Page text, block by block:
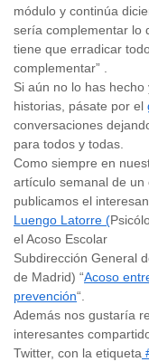
módulo y continúa
sería complementar lo
tiene que erradicar
complementar” .
Si aún no lo has
historias, pásate por el
conversaciones
para todos y todas.
Como siempre en
artículo semanal de
publicamos el
Luengo Latorre (
el Acoso Escolar
Subdirección General
de Madrid) “Acoso
prevención“.
Además nos gustaría
interesantes
Twitter, con la etiqueta